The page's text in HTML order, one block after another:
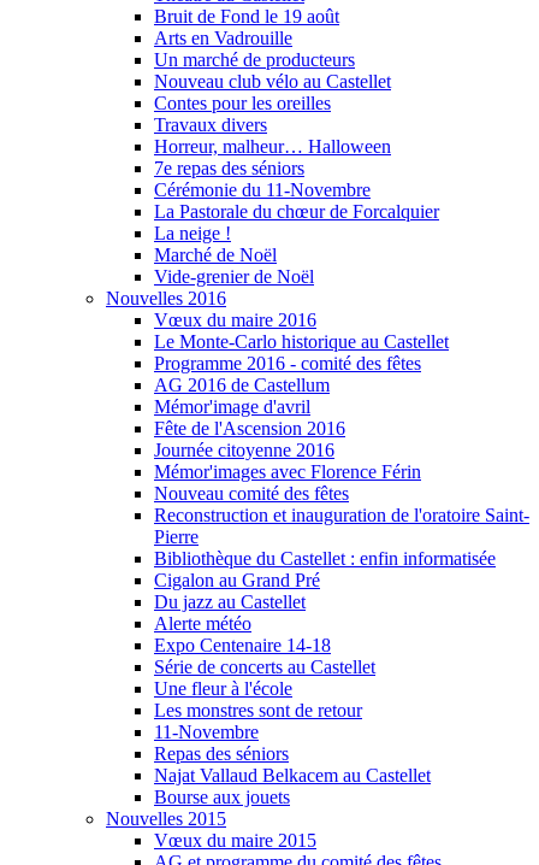
Bruit de Fond le 19 août
Arts en Vadrouille
Un marché de producteurs
Nouveau club vélo au Castellet
Contes pour les oreilles
Travaux divers
Horreur, malheur… Halloween
7e repas des séniors
Cérémonie du 11-Novembre
La Pastorale du chœur de Forcalquier
La neige !
Marché de Noël
Vide-grenier de Noël
Nouvelles 2016
Vœux du maire 2016
Le Monte-Carlo historique au Castellet
Programme 2016 - comité des fêtes
AG 2016 de Castellum
Mémor'image d'avril
Fête de l'Ascension 2016
Journée citoyenne 2016
Mémor'images avec Florence Férin
Nouveau comité des fêtes
Reconstruction et inauguration de l'oratoire Saint-
Pierre
Bibliothèque du Castellet : enfin informatisée
Cigalon au Grand Pré
Du jazz au Castellet
Alerte météo
Expo Centenaire 14-18
Série de concerts au Castellet
Une fleur à l'école
Les monstres sont de retour
11-Novembre
Repas des séniors
Najat Vallaud Belkacem au Castellet
Bourse aux jouets
Nouvelles 2015
Vœux du maire 2015